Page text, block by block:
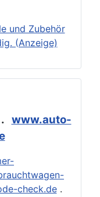
und Zubehör
(Anzeige)
www.auto-
check.de.